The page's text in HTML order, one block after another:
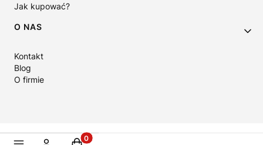
Jak kupować?
O NAS
Kontakt
Blog
O firmie